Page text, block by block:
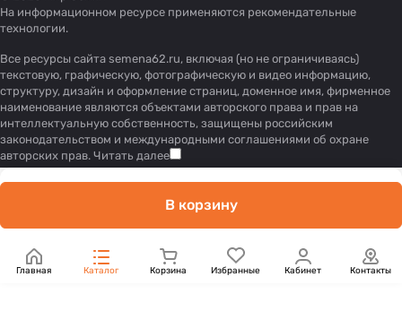
На информационном ресурсе применяются рекомендательные
технологии.
Все ресурсы сайта semena62.ru, включая (но не ограничиваясь)
текстовую, графическую, фотографическую и видео информацию,
структуру, дизайн и оформление страниц, доменное имя, фирменное
наименование являются объектами авторского права и прав на
интеллектуальную собственность, защищены российским
законодательством и международными соглашениями об охране
авторских прав. Читать далее
В корзину
Главная Каталог Корзина Избранные Кабинет Контакты